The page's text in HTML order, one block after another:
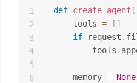
def create_agent (
    tools
= [ ]
if request .
        tools
.
    memory
= None
1
2
3
4
5
6